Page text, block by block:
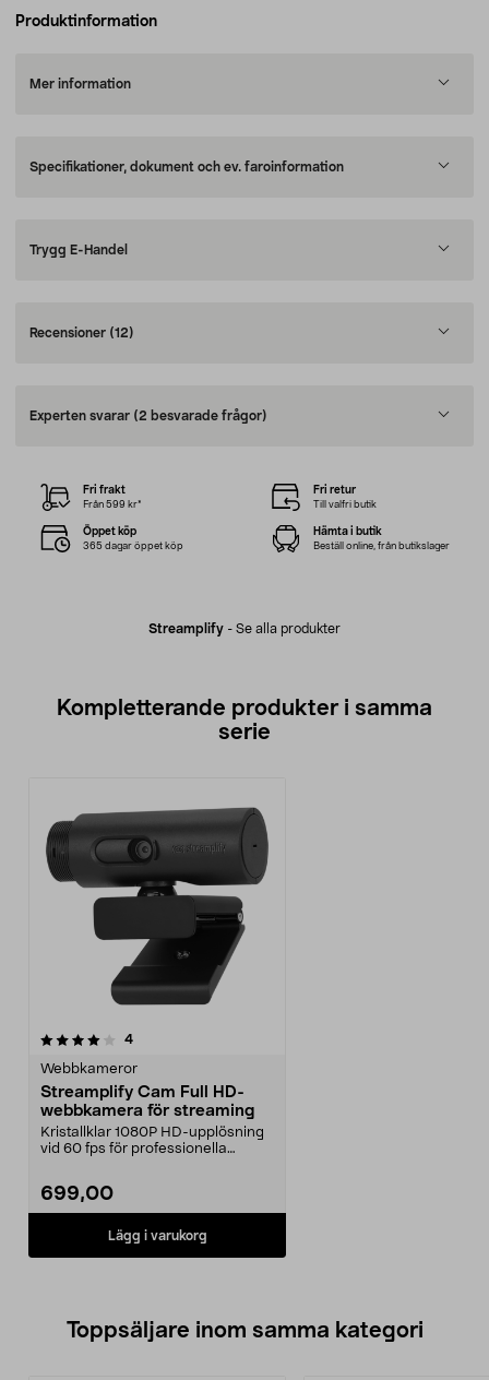
Produktinformation
Mer information
Specifikationer, dokument och ev. faroinformation
Trygg E-Handel
Recensioner (12)
Experten svarar (2 besvarade frågor)
Streamplify - Se alla produkter
Fri frakt
Från 599 kr*
Fri retur
Till valfri butik
Öppet köp
365 dagar öppet köp
Hämta i butik
Beställ online, från butikslager
Kompletterande produkter i samma
serie
4recensioner
Webbkameror
Streamplify Cam Full HD-
webbkamera för streaming
Kristallklar 1080P HD-upplösning
vid 60 fps för professionella
699,00
Lägg i varukorg
Toppsäljare inom samma kategori